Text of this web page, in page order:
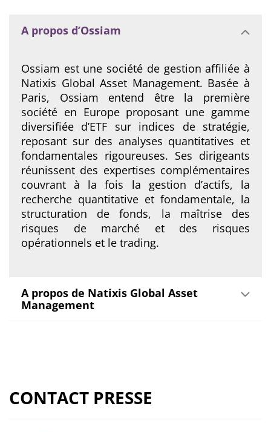
A propos d’Ossiam
Ossiam est une société de gestion affiliée à
Natixis Global Asset Management. Basée à
Paris, Ossiam entend être la première
société en Europe proposant une gamme
diversifiée d’ETF sur indices de stratégie,
reposant sur des analyses quantitatives et
fondamentales rigoureuses. Ses dirigeants
réunissent des expertises complémentaires
couvrant à la fois la gestion d’actifs, la
recherche quantitative et fondamentale, la
structuration de fonds, la maîtrise des
risques de marché et des risques
opérationnels et le trading.
A propos de Natixis Global Asset
Management
CONTACT PRESSE